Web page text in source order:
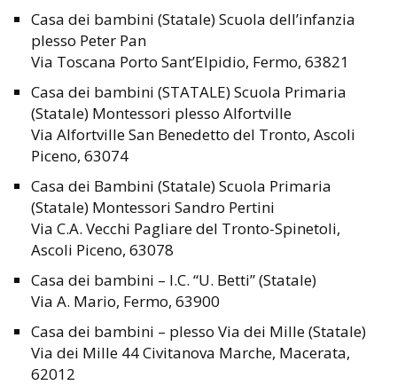
Casa dei bambini (Statale) Scuola dell’infanzia
plesso Peter Pan
Via Toscana Porto Sant’Elpidio, Fermo, 63821
Casa dei bambini (STATALE) Scuola Primaria
(Statale) Montessori plesso Alfortville
Via Alfortville San Benedetto del Tronto, Ascoli
Piceno, 63074
Casa dei Bambini (Statale) Scuola Primaria
(Statale) Montessori Sandro Pertini
Via C.A. Vecchi Pagliare del Tronto-Spinetoli,
Ascoli Piceno, 63078
Casa dei bambini – I.C. “U. Betti” (Statale)
Via A. Mario, Fermo, 63900
Casa dei bambini – plesso Via dei Mille (Statale)
Via dei Mille 44 Civitanova Marche, Macerata,
62012